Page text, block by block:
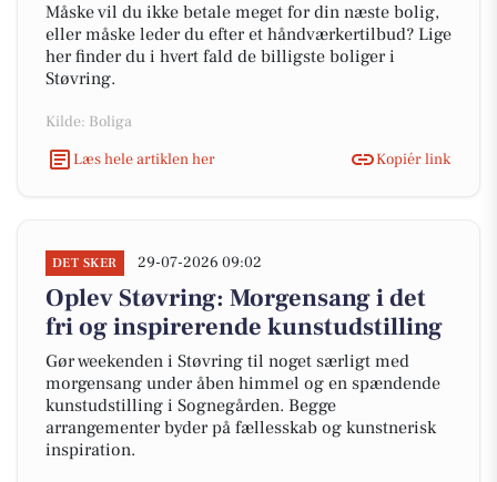
Måske vil du ikke betale meget for din næste bolig,
eller måske leder du efter et håndværkertilbud? Lige
her finder du i hvert fald de billigste boliger i
Støvring.
Kilde: Boliga
Læs hele artiklen her
Kopiér link
DET SKER 29-07-2026 09:02
Oplev Støvring: Morgensang i det
fri og inspirerende kunstudstilling
Gør weekenden i Støvring til noget særligt med
morgensang under åben himmel og en spændende
kunstudstilling i Sognegården. Begge
arrangementer byder på fællesskab og kunstnerisk
inspiration.